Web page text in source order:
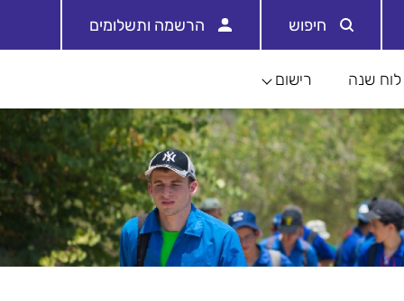
חיפוש הרשמה ותשלומים
לוח שנה רישום